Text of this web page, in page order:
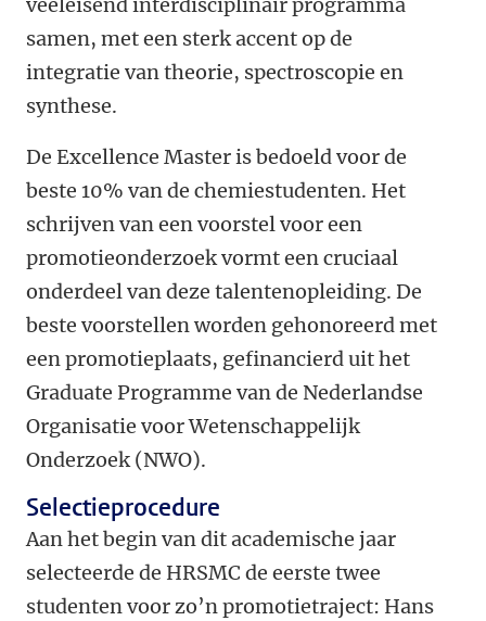
veeleisend interdisciplinair programma
samen, met een sterk accent op de
integratie van theorie, spectroscopie en
synthese.
De Excellence Master is bedoeld voor de
beste 10% van de chemiestudenten. Het
schrijven van een voorstel voor een
promotieonderzoek vormt een cruciaal
onderdeel van deze talentenopleiding. De
beste voorstellen worden gehonoreerd met
een promotieplaats, gefinancierd uit het
Graduate Programme van de Nederlandse
Organisatie voor Wetenschappelijk
Onderzoek (NWO).
Selectieprocedure
Aan het begin van dit academische jaar
selecteerde de HRSMC de eerste twee
studenten voor zo’n promotietraject: Hans